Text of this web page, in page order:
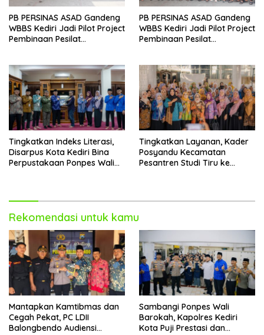
PB PERSINAS ASAD Gandeng
WBBS Kediri Jadi Pilot Project
Pembinaan Pesilat
PB PERSINAS ASAD Gandeng
WBBS Kediri Jadi Pilot Project
Pembinaan Pesilat
Tingkatkan Indeks Literasi,
Disarpus Kota Kediri Bina
Perpustakaan Ponpes Wali
Tingkatkan Layanan, Kader
Posyandu Kecamatan
Pesantren Studi Tiru ke
Rekomendasi untuk kamu
Mantapkan Kamtibmas dan
Cegah Pekat, PC LDII
Balongbendo Audiensi
Sambangi Ponpes Wali
Barokah, Kapolres Kediri
Kota Puji Prestasi dan